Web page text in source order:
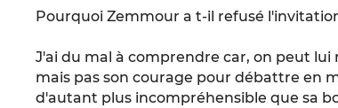
Pourquoi Zemmour a t-il refusé
J'ai du mal à comprendre car, on peut
mais pas son courage pour débattre en
d'autant plus incompréhensible que sa